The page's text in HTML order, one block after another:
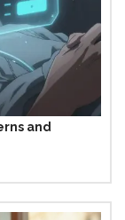
and